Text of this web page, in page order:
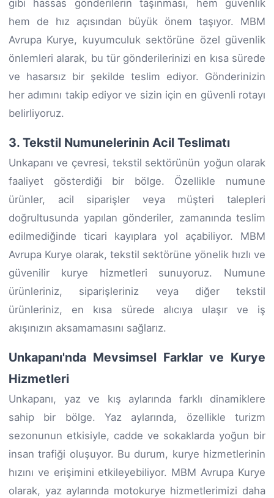
gibi hassas gönderilerin taşınması, hem güvenlik
hem de hız açısından büyük önem taşıyor. MBM
Avrupa Kurye, kuyumculuk sektörüne özel güvenlik
önlemleri alarak, bu tür gönderilerinizi en kısa sürede
ve hasarsız bir şekilde teslim ediyor. Gönderinizin
her adımını takip ediyor ve sizin için en güvenli rotayı
belirliyoruz.
3. Tekstil Numunelerinin Acil Teslimatı
Unkapanı ve çevresi, tekstil sektörünün yoğun olarak
faaliyet gösterdiği bir bölge. Özellikle numune
ürünler, acil siparişler veya müşteri talepleri
doğrultusunda yapılan gönderiler, zamanında teslim
edilmediğinde ticari kayıplara yol açabiliyor. MBM
Avrupa Kurye olarak, tekstil sektörüne yönelik hızlı ve
güvenilir kurye hizmetleri sunuyoruz. Numune
ürünleriniz, siparişleriniz veya diğer tekstil
ürünleriniz, en kısa sürede alıcıya ulaşır ve iş
akışınızın aksamamasını sağlarız.
Unkapanı'nda Mevsimsel Farklar ve Kurye
Hizmetleri
Unkapanı, yaz ve kış aylarında farklı dinamiklere
sahip bir bölge. Yaz aylarında, özellikle turizm
sezonunun etkisiyle, cadde ve sokaklarda yoğun bir
insan trafiği oluşuyor. Bu durum, kurye hizmetlerinin
hızını ve erişimini etkileyebiliyor. MBM Avrupa Kurye
olarak, yaz aylarında motokurye hizmetlerimizi daha